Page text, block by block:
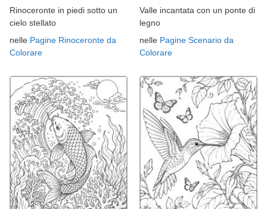
Rinoceronte in piedi sotto un
cielo stellato
nelle Pagine Rinoceronte da
Colorare
Valle incantata con un ponte di
legno
nelle Pagine Scenario da
Colorare